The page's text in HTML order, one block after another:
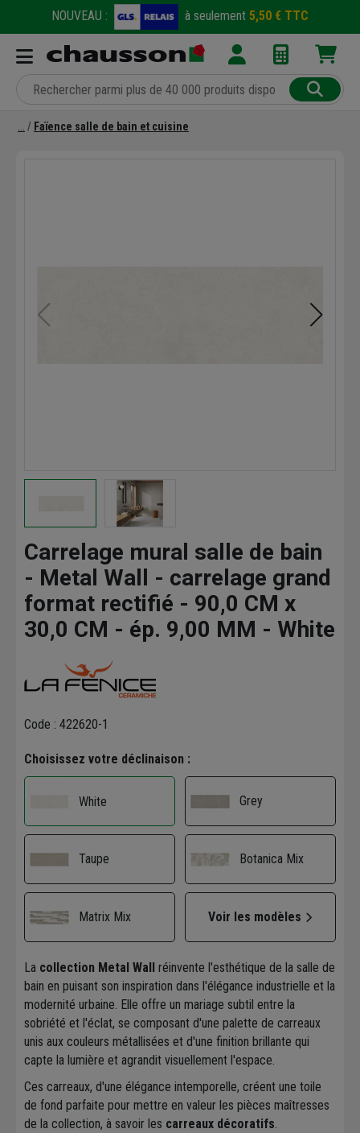
NOUVEAU : à seulement 5,50 € TTC
Faïence salle de bain et cuisine
Carrelage mural salle de bain
- Metal Wall - carrelage grand
format rectifié - 90,0 CM x
30,0 CM - ép. 9,00 MM - White
Code : 422620-1
Choisissez votre déclinaison :
White Grey
Taupe Botanica Mix
Matrix Mix Voir les modèles
La collection Metal Wall
réinvente l'esthétique de la salle de
bain en puisant son inspiration dans l'élégance industrielle et la
modernité urbaine. Elle offre un mariage subtil entre la
sobriété et l'éclat, se composant d'une palette de carreaux
unis aux couleurs métallisées et d'une finition brillante qui
capte la lumière et agrandit visuellement l'espace.
Ces carreaux, d'une élégance intemporelle, créent une toile
de fond parfaite pour mettre en valeur les pièces maîtresses
de la collection, à savoir les carreaux décoratifs.